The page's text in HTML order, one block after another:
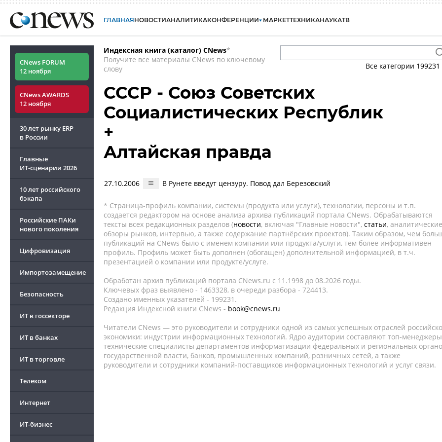
ГЛАВНАЯНОВОСТИАНАЛИТИКАКОНФЕРЕНЦИИ МАРКЕТТЕХНИКАНАУКАТВ
CNews FORUM
12 ноября
CNews AWARDS
12 ноября
30 лет рынку ERP
в России
Главные
ИТ-сценарии 2026
10 лет российского
бэкапа
Российские ПАКи
нового поколения
Цифровизация
Импортозамещение
Безопасность
ИТ в госсекторе
ИТ в банках
ИТ в торговле
Телеком
Интернет
ИТ-бизнес
Индексная книга (каталог) CNews*
Получите все материалы CNews по ключевому
слову
Все категории 199231
СССР - Союз Советских
Социалистических Республик
+
Алтайская правда
27.10.2006 В Рунете введут цензуру. Повод дал Березовский
* Страница-профиль компании, системы (продукта или услуги), технологии, персоны и т.п.
создается редактором на основе анализа архива публикаций портала CNews. Обрабатываются
тексты всех редакционных разделов (новости, включая "Главные новости", статьи, аналитические
обзоры рынков, интервью, а также содержание партнёрских проектов). Таким образом, чем
публикаций на CNews было с именем компании или продукта/услуги, тем более информативен
профиль. Профиль может быть дополнен (обогащен) дополнительной информацией, в т.ч.
презентацией о компании или продукте/услуге.
Обработан архив публикаций портала CNews.ru c 11.1998 до 08.2026 годы.
Ключевых фраз выявлено - 1463328, в очереди разбора - 724413.
Создано именных указателей - 199231.
Редакция Индексной книги CNews - book@cnews.ru
Читатели CNews — это руководители и сотрудники одной из самых успешных отраслей
экономики: индустрии информационных технологий. Ядро аудитории составляют топ-
технические специалисты департаментов информатизации федеральных и региональных
государственной власти, банков, промышленных компаний, розничных сетей, а также
руководители и сотрудники компаний-поставщиков информационных технологий и услуг связи.